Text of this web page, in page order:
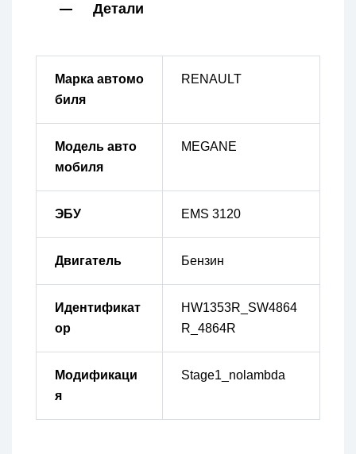
Детали
Марка автомо
биля
RENAULT
Модель авто
мобиля
MEGANE
ЭБУ EMS 3120
Двигатель Бензин
Идентификат
ор
HW1353R_SW4864
R_4864R
Модификаци
я
Stage1_nolambda